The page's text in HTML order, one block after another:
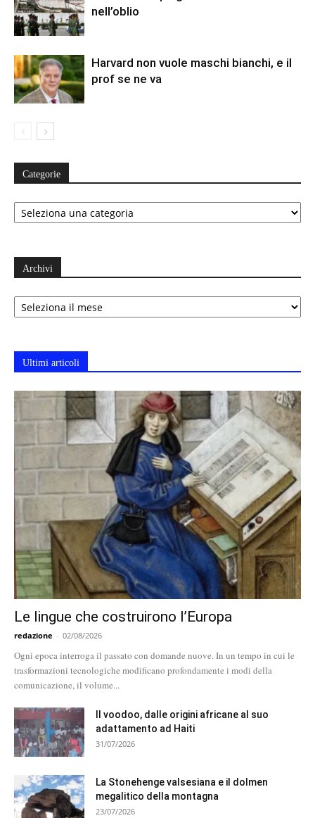
nell’oblio
Harvard non vuole maschi bianchi, e il
prof se ne va
Categorie
Categorie
Archivi
Archivi
Ultimi articoli
Le lingue che costruirono l’Europa
redazione - 02/08/2026
Ogni epoca interroga il passato con domande nuove. In un tempo in cui le
trasformazioni tecnologiche modificano profondamente i modi della
comunicazione, il volume...
Il voodoo, dalle origini africane al suo
adattamento ad Haiti
31/07/2026
La Stonehenge valsesiana e il dolmen
megalitico della montagna
23/07/2026